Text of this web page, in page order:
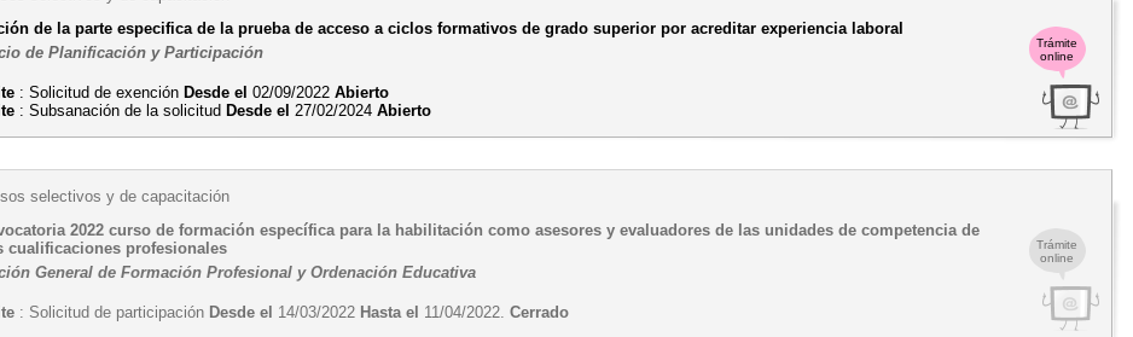
Trámite
online
de la parte especifica de la prueba de acceso a ciclos formativos de grado superior por acreditar experiencia laboral
de Planificación y Participación
: Solicitud de exención Desde el 02/09/2022Abierto
: Subsanación de la solicitud Desde el 27/02/2024Abierto
Trámite
online
selectivos y de capacitación
2022 curso de formación específica para la habilitación como asesores y evaluadores de las unidades de competencia de
cualificaciones profesionales
General de Formación Profesional y Ordenación Educativa
: Solicitud de participación Desde el 14/03/2022 Hasta el 11/04/2022.Cerrado